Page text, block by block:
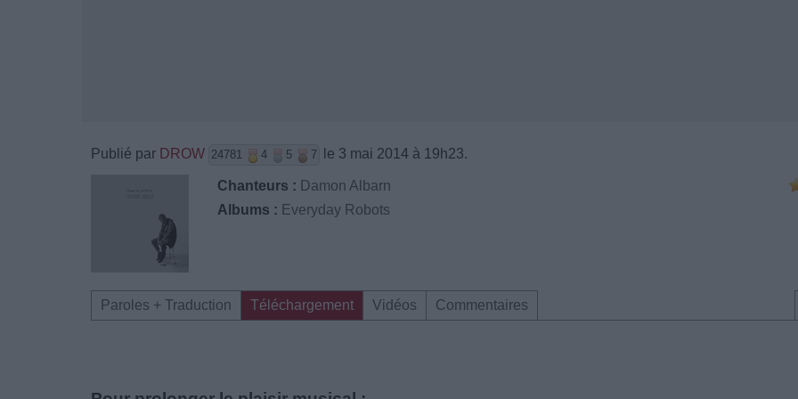
Publié par DROW 24781 4 5 7 le 3 mai 2014 à 19h23.
Chanteurs : Damon Albarn
Albums : Everyday Robots
Paroles + Traduction Téléchargement Vidéos Commentaires